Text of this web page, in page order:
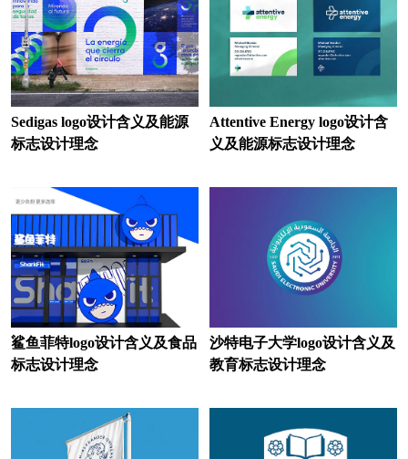
律师事务所logo设计 旅行社logo设计
理工大学logo设计 联赛logo设计
联合会logo设计 联盟logo设计
面粉logo设计 面条logo设计
沐浴露logo设计 木门logo设计
门窗logo设计 摩托车logo设计
马车标logo设计
名表logo设计
麻辣烫logo设计 面馆logo设计
美术培训logo设计
Sedigas logo设计含义及能源
标志设计理念
Attentive Energy logo设计含
义及能源标志设计理念
鲨鱼菲特logo设计含义及食品
标志设计理念
沙特电子大学logo设计含义及
教育标志设计理念